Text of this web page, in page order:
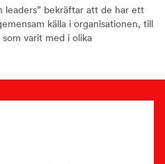
leaders” bekräftar att de har ett
källa i organisationen, till
varit med i olika